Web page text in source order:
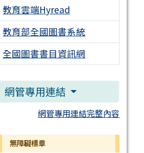
教育雲端Hyread
教育部全國圖書系統
全國圖書書目資訊網
網管專用連結
網管專用連結完整內容
無障礙標章